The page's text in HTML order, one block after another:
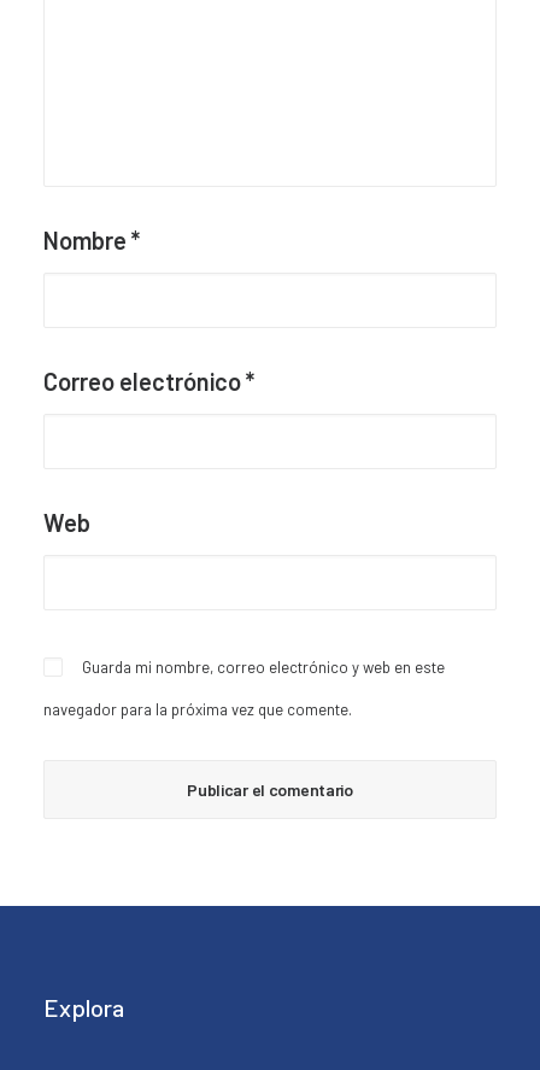
Nombre *
Correo electrónico*
Web
Guarda mi nombre, correo electrónico y web en este
navegador para la próxima vez que comente.
Explora